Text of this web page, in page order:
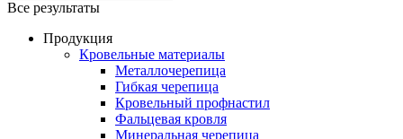
Все результаты
Продукция
Кровельные материалы
Металлочерепица
Гибкая черепица
Кровельный профнастил
Фальцевая кровля
Минеральная черепица